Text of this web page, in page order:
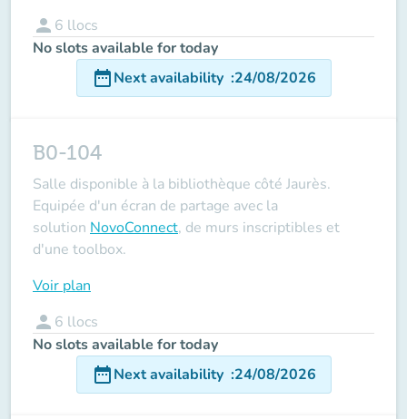
person 6 llocs
No slots available for today
date_rangeNext availability :24/08/2026
B0-104
Salle disponible à la bibliothèque côté Jaurès.
Equipée d'un écran de partage avec la
solution NovoConnect, de murs inscriptibles et
d'une toolbox.
Voir plan
person 6 llocs
No slots available for today
date_rangeNext availability :24/08/2026